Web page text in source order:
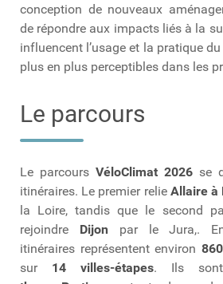
conception de nouveaux
de répondre aux impacts liés à la
influencent l’usage et la pratique
plus en plus perceptibles dans les
Le parcours
Le parcours VéloClimat 2026 se
itinéraires. Le premier relie Allaire à
la Loire, tandis que le second
rejoindre Dijon par le Jura,.
itinéraires représentent environ
sur 14 villes-étapes. Ils